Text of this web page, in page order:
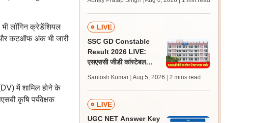
भी लॉगिन क्रेडेंशियल
और कटऑफ अंक भी जारी
में शामिल होने के
कृषि पर्यवेक्षक
परीक्षा 16 अगस्त को होगी
LIVE
SSC GD Constable
Result 2026 LIVE:
एसएससी जीडी कांस्टेबल
लेटेस्ट अपडेट, स्कोरकार्ड लिंक
Santosh Kumar | Aug 5, 2026 | 2 mins read
LIVE
UGC NET Answer Key